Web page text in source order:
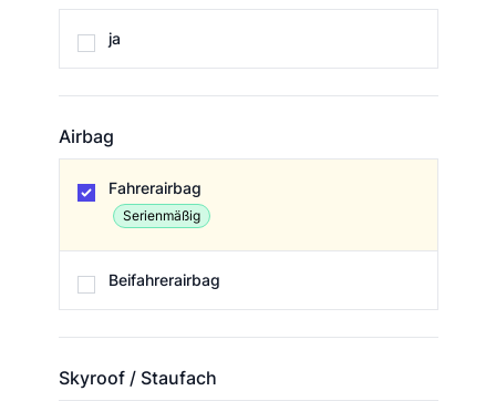
ja
Airbag
Fahrerairbag
Serienmäßig
Beifahrerairbag
Skyroof / Staufach